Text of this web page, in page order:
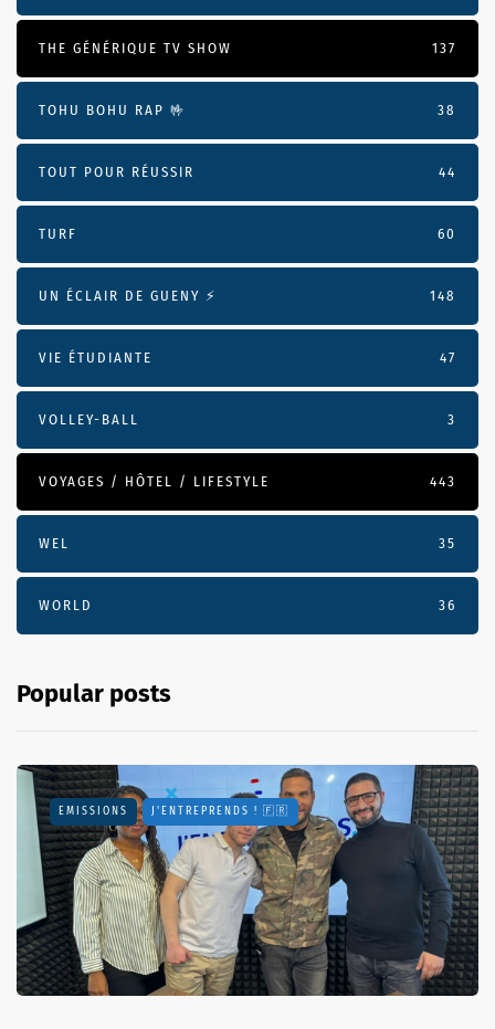
THE GÉNÉRIQUE TV SHOW 137
TOHU BOHU RAP 🤟 38
TOUT POUR RÉUSSIR 44
TURF 60
UN ÉCLAIR DE GUENY ⚡️ 148
VIE ÉTUDIANTE 47
VOLLEY-BALL 3
VOYAGES / HÔTEL / LIFESTYLE 443
WEL 35
WORLD 36
Popular posts
EMISSIONS J'ENTREPRENDS ! 🇫🇷